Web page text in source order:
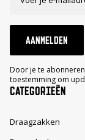
AANMELDEN
Door je te
toestemming om
CATEGORIEËN
Draagzakken